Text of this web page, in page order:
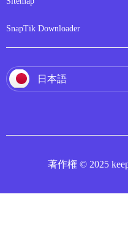
SnapTik Downloader
日本語
著作権 © 2025